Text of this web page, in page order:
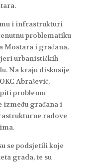
i infrastrukturi
problematiku
Mostara i građana,
urbanističkih
Na kraju diskusije
Abrašević,
problemu
građana i
radove
se podsjetili koje
grada, te su